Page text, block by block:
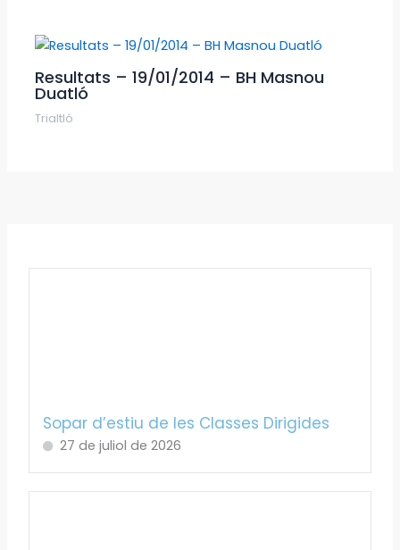
Resultats – 19/01/2014 – BH Masnou
Duatló
Trialtló
Sopar d’estiu de les Classes Dirigides
27 de juliol de 2026